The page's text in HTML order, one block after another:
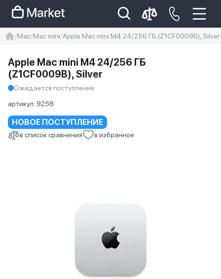
Iphone 14 pro max
айфон 14
Mac Mac mini Apple Mac mini M4 24/256 ГБ (Z1CF0009B), Silver
НОВОЕ ПОСТУПЛЕНИЕ
в список сравнения в избранное
Apple Mac mini M4 24/256 ГБ
(Z1CF0009B), Silver
Ожидается поступление
артикул: 9258